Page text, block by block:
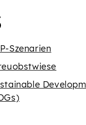
Szenarien